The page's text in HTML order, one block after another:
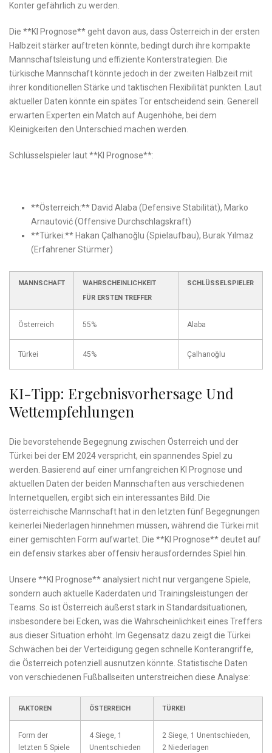
Konter gefährlich ⁤zu werden.
Die **KI ‌Prognose** geht davon aus, dass Österreich in der ersten
Halbzeit stärker auftreten könnte, bedingt durch ihre kompakte
Mannschaftsleistung und effiziente Konterstrategien. Die
türkische ⁢Mannschaft könnte jedoch‍ in der zweiten Halbzeit mit
ihrer konditionellen Stärke und taktischen Flexibilität punkten. Laut
‍aktueller Daten könnte ein spätes Tor entscheidend sein. Generell
erwarten Experten ein Match auf Augenhöhe, bei dem
Kleinigkeiten den Unterschied machen werden.
Schlüsselspieler laut **KI Prognose**:
**Österreich:** David Alaba (Defensive Stabilität), Marko
Arnautović ⁣(Offensive Durchschlagskraft)
**Türkei:** Hakan Çalhanoğlu (Spielaufbau), Burak Yılmaz
(Erfahrener Stürmer)
MANNSCHAFT
WAHRSCHEINLICHKEIT
FÜR ERSTEN TREFFER
SCHLÜSSELSPIELER
Österreich 55% Alaba
Türkei 45% Çalhanoğlu
KI-Tipp: Ergebnisvorhersage Und
Wettempfehlungen
Die bevorstehende Begegnung zwischen Österreich und der
Türkei bei der ​EM 2024 verspricht, ein spannendes⁢ Spiel zu
werden. Basierend auf einer​ umfangreichen KI Prognose ‌und
aktuellen Daten der beiden Mannschaften aus verschiedenen
Internetquellen, ergibt⁤ sich ein interessantes Bild. Die
österreichische‍ Mannschaft ‌hat in den letzten fünf Begegnungen
keinerlei ⁣Niederlagen hinnehmen müssen, während die Türkei mit
einer gemischten Form aufwartet. Die **KI Prognose** deutet auf
⁢ein defensiv‌ starkes aber offensiv herausforderndes Spiel hin.
Unsere **KI Prognose** analysiert nicht nur vergangene Spiele,
sondern auch aktuelle Kaderdaten und Trainingsleistungen der
Teams. So ‌ist Österreich äußerst stark ⁢in Standardsituationen,
insbesondere bei ⁢Ecken, was⁢ die ‍Wahrscheinlichkeit eines Treffers
aus dieser Situation erhöht. Im Gegensatz dazu zeigt die ​Türkei
⁢Schwächen bei der⁢ Verteidigung gegen schnelle Konterangriffe,
die Österreich potenziell ausnutzen ‍könnte.⁣ Statistische Daten⁣
von verschiedenen ​Fußballseiten unterstreichen‌ diese ⁣Analyse:
FAKTOREN ÖSTERREICH TÜRKEI
Form der
letzten 5 Spiele
4 Siege, 1​
Unentschieden
2 Siege, 1 Unentschieden,‌
2 Niederlagen